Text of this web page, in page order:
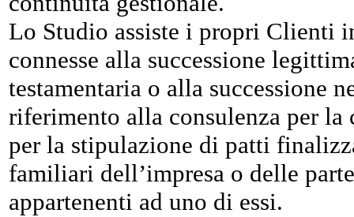
Lo Studio assiste i propri Clienti
connesse alla successione
testamentaria o alla successione
riferimento alla consulenza per la
per la stipulazione di patti
familiari dell’impresa o delle
appartenenti ad uno di essi.